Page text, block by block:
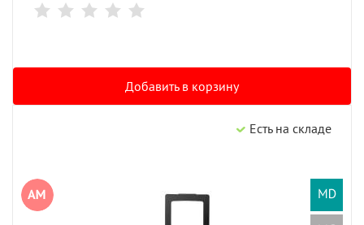
Добавить в корзину
Есть на складе